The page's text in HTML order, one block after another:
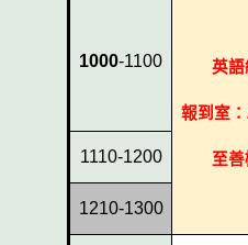
1000-1100 英語
報到室：
至善
1110-1200
1210-1300